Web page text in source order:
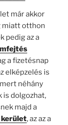
már akkor
miatt otthon
pedig az a
a fizetésnap
elképzelés is
néhány
is dolgozhat,
majd a
kerület, az az a